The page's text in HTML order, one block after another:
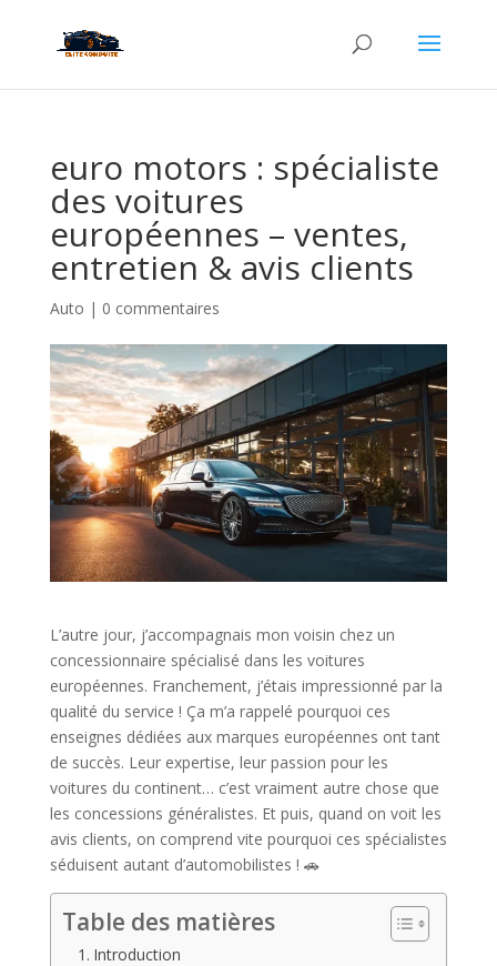
euro motors : spécialiste
des voitures
européennes – ventes,
entretien & avis clients
Auto | 0 commentaires
L’autre jour, j’accompagnais mon voisin chez un
concessionnaire spécialisé dans les voitures
européennes. Franchement, j’étais impressionné par la
qualité du service ! Ça m’a rappelé pourquoi ces
enseignes dédiées aux marques européennes ont tant
de succès. Leur expertise, leur passion pour les
voitures du continent… c’est vraiment autre chose que
les concessions généralistes. Et puis, quand on voit les
avis clients, on comprend vite pourquoi ces spécialistes
séduisent autant d’automobilistes ! 🚗
Table des matières
Introduction